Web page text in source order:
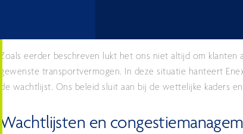
Zoals eerder beschreven lukt het ons niet altijd om
gewenste transportvermogen. In deze situatie hanteert
de wachtlijst. Ons beleid sluit aan bij de wettelijke kaders
Wachtlijsten en